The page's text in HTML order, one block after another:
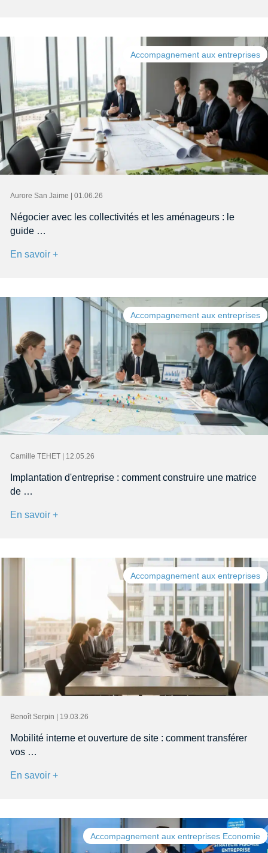
Accompagnement aux entreprises
Aurore San Jaime | 01.06.26
Négocier avec les collectivités et les aménageurs : le
guide …
En savoir +
Accompagnement aux entreprises
Camille TEHET | 12.05.26
Implantation d'entreprise : comment construire une matrice
de …
En savoir +
Accompagnement aux entreprises
Benoît Serpin | 19.03.26
Mobilité interne et ouverture de site : comment transférer
vos …
En savoir +
Accompagnement aux entreprises Economie